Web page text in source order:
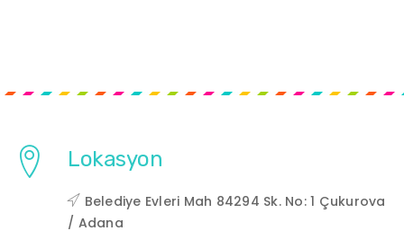
Lokasyon
Belediye Evleri Mah 84294 Sk. No: 1 Çukurova
/ Adana